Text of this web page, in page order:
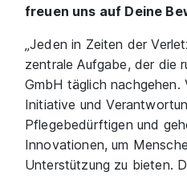
freuen uns auf Deine
„Jeden in Zeiten der
zentrale Aufgabe, der die
GmbH täglich nachgehen.
Initiative und
Pflegebedürftigen und
Innovationen, um
Unterstützung zu bieten.